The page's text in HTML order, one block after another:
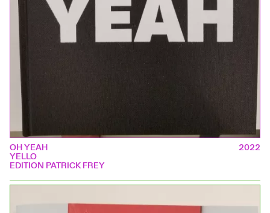
OH YEAH
YELLO
EDITION PATRICK FREY
2022